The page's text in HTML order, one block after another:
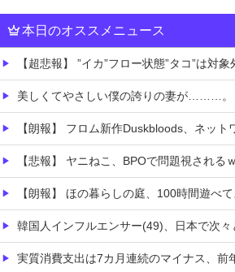
本日のオススメニュース
【超悲報】 ”イカ”フロー状態”タコ”は対象
美しくてやさしい僕の誇りの妻が………。
【朗報】 フロム新作Duskbloods、ネットワークテ
【悲報】 ヤニねこ、BPOで問題視されるｗ
【朗報】 ほの暮らしの庭、100時間遊べてストーリーも面白い
韓国人インフルエンサー(49)、日本で次々と車に
実質消費支出は7カ月連続のマイナス、前